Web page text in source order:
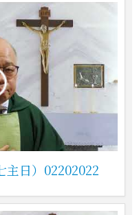
主日）02202022